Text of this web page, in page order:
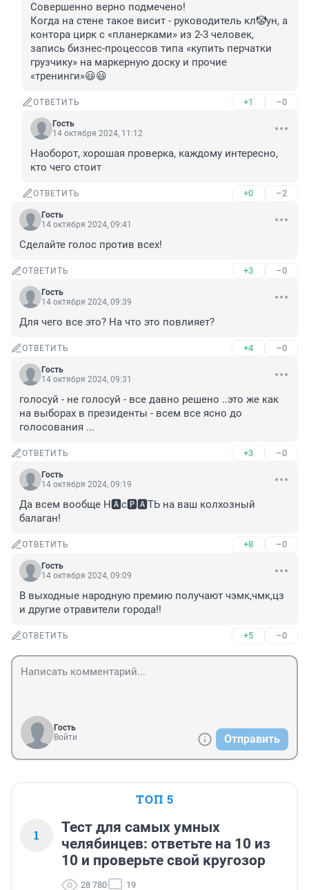
Совершенно верно подмечено!
Когда на стене такое висит - руководитель кл🤡ун, а
контора цирк с «планерками» из 2-3 человек,
запись бизнес-процессов типа «купить перчатки
грузчику» на маркерную доску и прочие
«тренинги»😃😃
ОТВЕТИТЬ +1 –0
Гость
14 октября 2024, 11:12
Наоборот, хорошая проверка, каждому интересно,
кто чего стоит
ОТВЕТИТЬ +0 –2
Гость
14 октября 2024, 09:41
Сделайте голос против всех!
ОТВЕТИТЬ +3 –0
Гость
14 октября 2024, 09:39
Для чего все это? На что это повлияет?
ОТВЕТИТЬ +4 –0
Гость
14 октября 2024, 09:31
голосуй - не голосуй - все давно решено ..это же как
на выборах в президенты - всем все ясно до
голосования ...
ОТВЕТИТЬ +3 –0
Гость
14 октября 2024, 09:19
Да всем вообще Н🅰️с🅿️🅰️ТЬ на ваш колхозный
балаган!
ОТВЕТИТЬ +8 –0
Гость
14 октября 2024, 09:09
В выходные народную премию получают чэмк,чмк,цз
и другие отравители города!!
ОТВЕТИТЬ +5 –0
Гость
Войти
Отправить
ТОП 5
1
Тест для самых умных
челябинцев: ответьте на 10 из
10 и проверьте свой кругозор
28 780 19